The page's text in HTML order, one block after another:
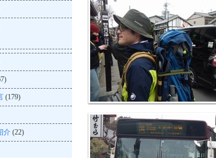
(179)
介 (22)